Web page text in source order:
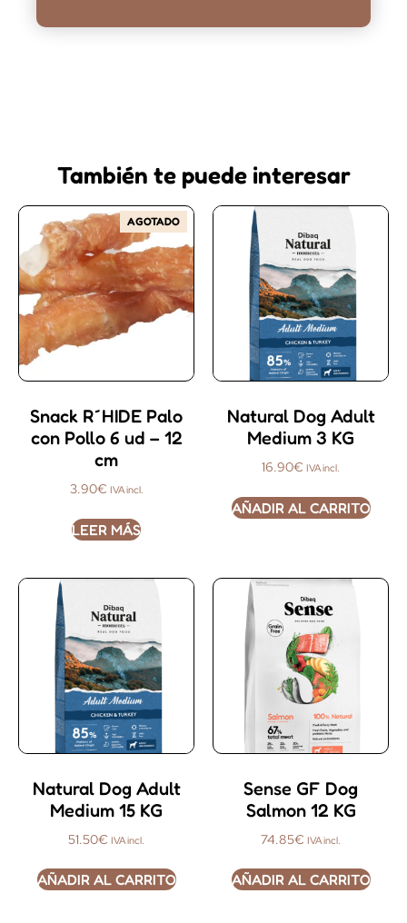
También te puede interesar
AGOTADO
Snack R´HIDE Palo
con Pollo 6 ud – 12
cm
3.90€ IVA incl.
LEER MÁS
Natural Dog Adult
Medium 3 KG
16.90€ IVA incl.
AÑADIR AL CARRITO
Natural Dog Adult
Medium 15 KG
51.50€ IVA incl.
AÑADIR AL CARRITO
Sense GF Dog
Salmon 12 KG
74.85€ IVA incl.
AÑADIR AL CARRITO